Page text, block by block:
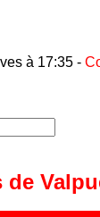
à 17:35 -
de